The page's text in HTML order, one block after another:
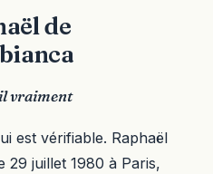
de
vraiment
est vérifiable. Raphaël
29 juillet 1980 à Paris,